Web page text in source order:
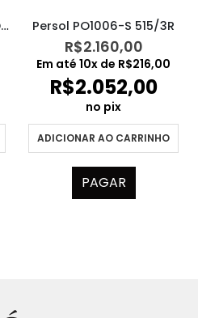
Dita MIDNIGHT SPECIAL DRX2010M Persol PO1006-S 515/3R
R$2.160,00
Em até 10x de R$216,00
R$2.052,00
no pix
ADICIONAR AO CARRINHO
PAGAR